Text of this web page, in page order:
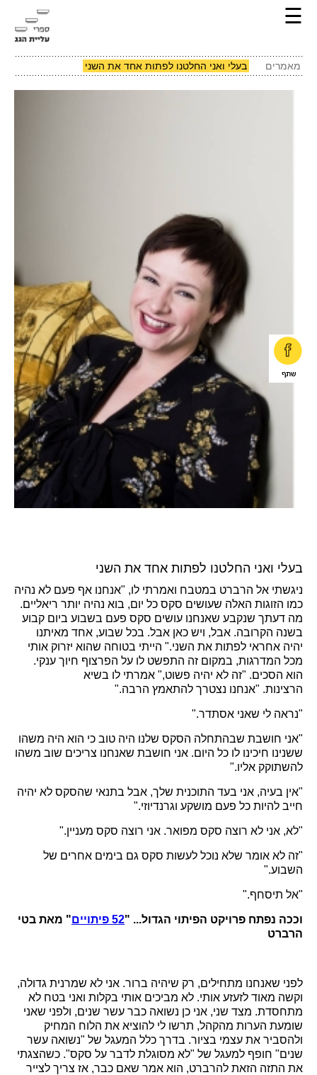
☰
מאמרים בעלי ואני החלטנו לפתות אחד את השני
בעלי ואני החלטנו לפתות אחד את השני
ניגשתי אל הרברט במטבח ואמרתי לו, "אנחנו אף פעם לא נהיה
כמו הזוגות האלה שעושים סקס כל יום, בוא נהיה יותר ריאליים.
מה דעתך שנקבע שאנחנו עושים סקס פעם בשבוע ביום קבוע
בשנה הקרובה. אבל, ויש כאן אבל. בכל שבוע, אחד מאיתנו
יהיה אחראי לפתות את השני." הייתי בטוחה שהוא יזרוק אותי
מכל המדרגות, במקום זה התפשט לו על הפרצוף חיוך ענקי.
הוא הסכים. "זה לא יהיה פשוט," אמרתי לו בשיא
הרצינות. "אנחנו נצטרך להתאמץ הרבה."
"נראה לי שאני אסתדר."
"אני חושבת שבהתחלה הסקס שלנו היה טוב כי הוא היה משהו
ששנינו חיכינו לו כל היום. אני חושבת שאנחנו צריכים שוב משהו
להשתוקק אליו."
"אין בעיה, אני בעד התוכנית שלך, אבל בתנאי שהסקס לא יהיה
חייב להיות כל פעם מושקע וגרנדיוזי."
"לא, אני לא רוצה סקס מפואר. אני רוצה סקס מעניין."
"זה לא אומר שלא נוכל לעשות סקס גם בימים אחרים של
השבוע."
"אל תיסחף."
וככה נפתח פרויקט הפיתוי הגדול... "52 פיתויים
" מאת בטי
הרברט
לפני שאנחנו מתחילים, רק שיהיה ברור. אני לא שמרנית גדולה,
וקשה מאוד לזעזע אותי. לא מביכים אותי בקלות ואני בטח לא
מתחסדת. מצד שני, אני כן נשואה כבר עשר שנים, ולפני שאני
שומעת הערות מהקהל, תרשו לי להוציא את הלוח המחיק
ולהסביר את עצמי בציור. בדרך כלל המעגל של "נשואה עשר
שנים" חופף למעגל של "לא מסוגלת לדבר על סקס". כשהצגתי
את התזה הזאת להרברט, הוא אמר שאם כבר, אז צריך לצייר